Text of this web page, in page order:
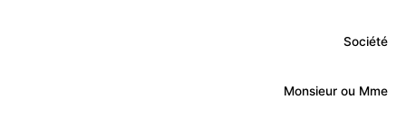
Société
Monsieur ou Mme